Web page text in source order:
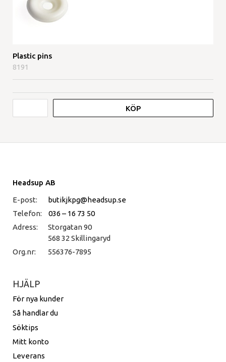
Plastic pins
8191
KÖP
Headsup AB
E-post:
butikjkpg@headsup.se
Telefon:
036 – 16 73 50
Adress:
Storgatan 90
568 32 Skillingaryd
Org.nr:
556376-7895
HJÄLP
För nya kunder
Så handlar du
Söktips
Mitt konto
Leverans